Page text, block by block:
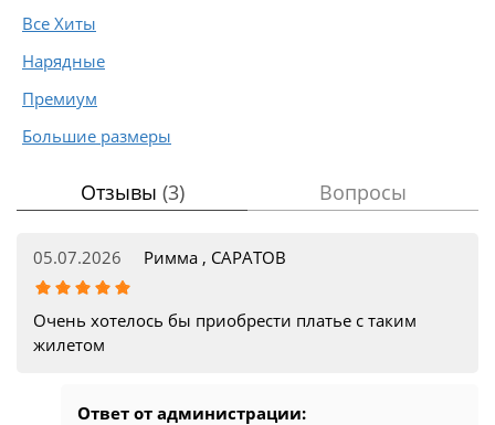
Все Хиты
Нарядные
Премиум
Большие размеры
Отзывы (3) Вопросы
05.07.2026 Римма , САРАТОВ
Очень хотелось бы приобрести платье с таким
жилетом
Ответ от администрации: